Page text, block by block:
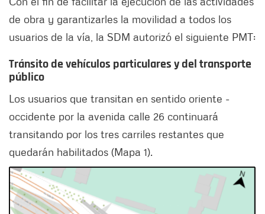
de obra y garantizarles la movilidad a todos los
usuarios de la vía, la SDM autorizó el siguiente PMT:
Tránsito de vehículos particulares y del transporte
público
Los usuarios que transitan en sentido oriente -
occidente por la avenida calle 26 continuará
transitando por los tres carriles restantes que
quedarán habilitados (Mapa 1).